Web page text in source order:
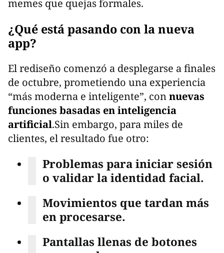
memes que quejas formales.
¿Qué está pasando con la nueva
app?
El rediseño comenzó a desplegarse a finales
de octubre, prometiendo una experiencia
“más moderna e inteligente”, connuevas
funciones basadas en inteligencia
artificial.Sin embargo, para miles de
clientes, el resultado fue otro:
Problemas para iniciar sesión
o validar la identidad facial.
Movimientos que tardan más
en procesarse.
Pantallas llenas de botones